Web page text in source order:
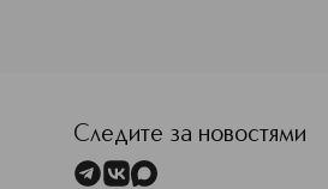
Следите за новостями